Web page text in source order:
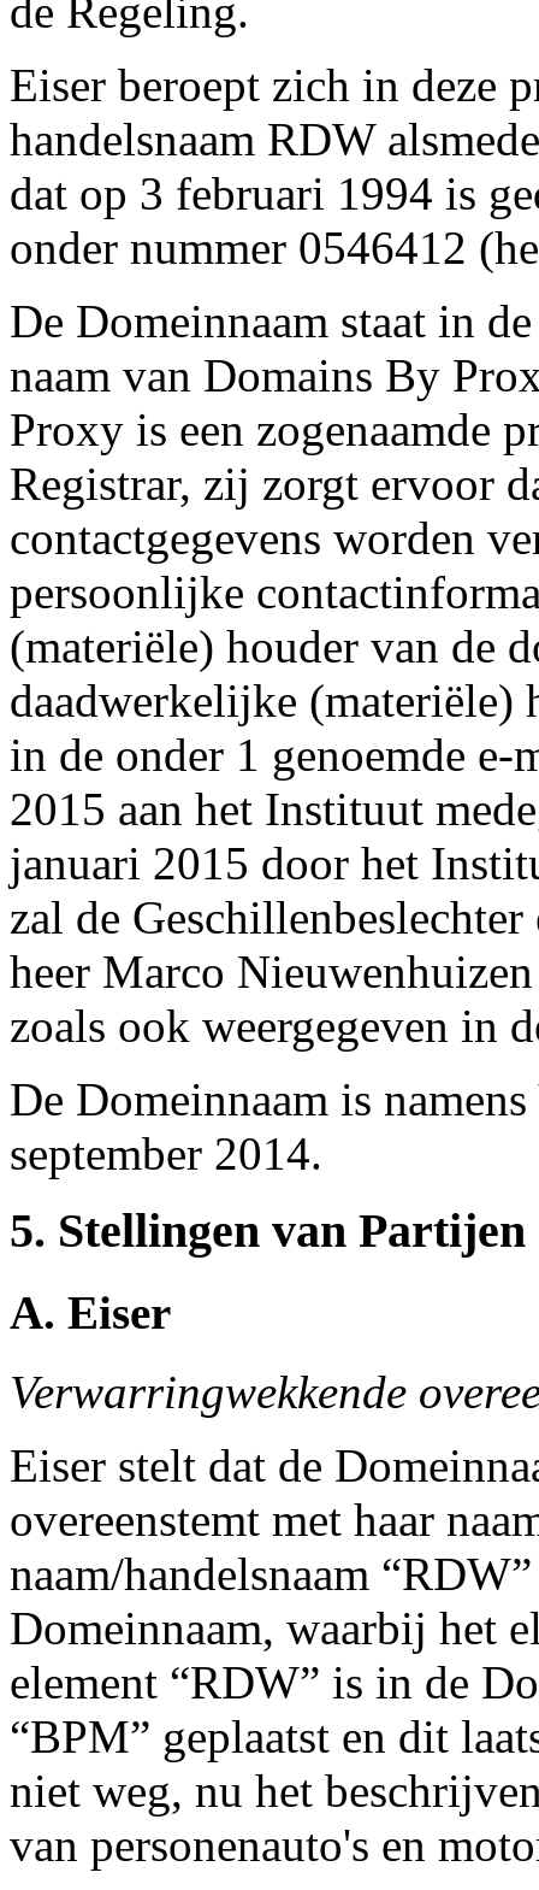
de Regeling.
Eiser beroept zich in deze
handelsnaam RDW
dat op 3 februari 1994 is
onder nummer 0546412
De Domeinnaam staat in
naam van Domains By
Proxy is een zogenaamde
Registrar, zij zorgt ervoor
contactgegevens worden
persoonlijke
(materiële) houder van de
daadwerkelijke (materiële)
in de onder 1 genoemde
2015 aan het Instituut
januari 2015 door het
zal de
heer Marco
zoals ook weergegeven in
De Domeinnaam is
september 2014.
5. Stellingen van Partijen
A. Eiser
Verwarringwekkende
Eiser stelt dat de
overeenstemt met haar
naam/handelsnaam
Domeinnaam, waarbij het
element “RDW” is in de
“BPM” geplaatst en dit
niet weg, nu het
van personenauto's en